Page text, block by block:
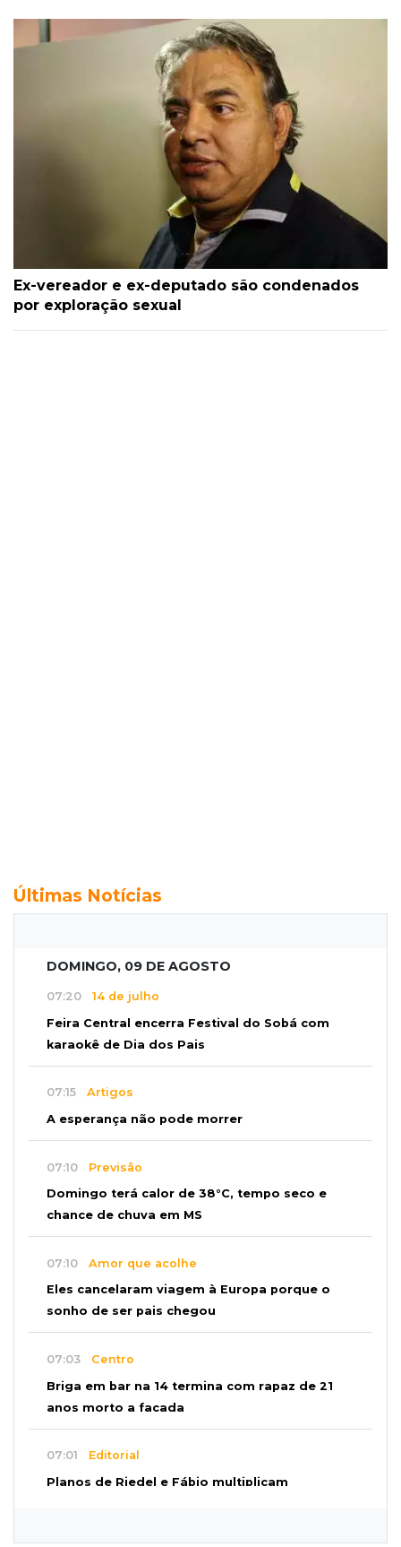
Ex-vereador e ex-deputado são condenados
por exploração sexual
Últimas Notícias
DOMINGO, 09 DE AGOSTO
07:20 14 de julho
Feira Central encerra Festival do Sobá com
karaokê de Dia dos Pais
07:15 Artigos
A esperança não pode morrer
07:10 Previsão
Domingo terá calor de 38°C, tempo seco e
chance de chuva em MS
07:10 Amor que acolhe
Eles cancelaram viagem à Europa porque o
sonho de ser pais chegou
07:03 Centro
Briga em bar na 14 termina com rapaz de 21
anos morto a facada
07:01 Editorial
Planos de Riedel e Fábio multiplicam